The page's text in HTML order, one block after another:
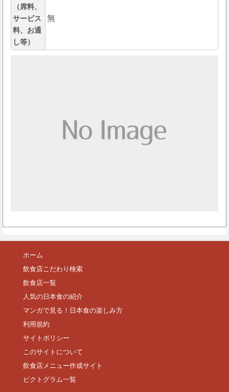
（席料、
サービス
料、お通
し等）
無
ホーム
飲食店こだわり検索
飲食店一覧
人気の日本食の紹介
マンガで見る！日本食の楽しみ方
利用規約
サイトポリシー
このサイトについて
飲食店メニュー作成サイト
ピクトグラム一覧